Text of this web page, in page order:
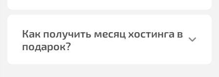
Как получить месяц хостинга в
подарок?